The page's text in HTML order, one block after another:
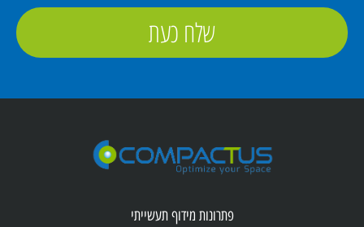
שלח כעת
פתרונות מידוף תעשייתי